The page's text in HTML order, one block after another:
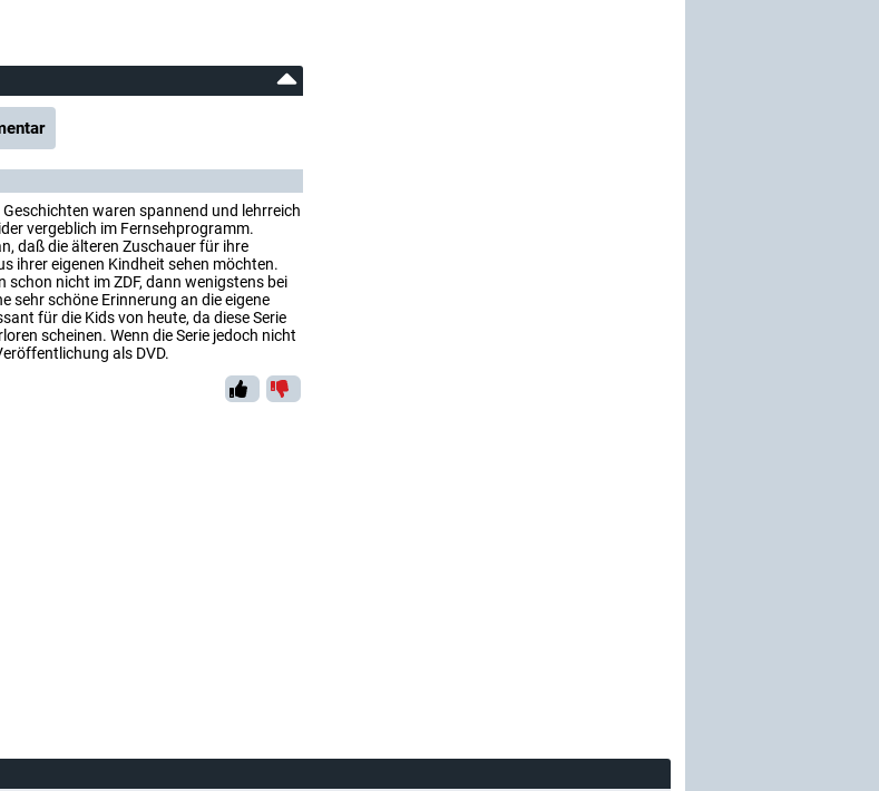
waren spannend und lehrreich
vergeblich im Fernsehprogramm.
daß die älteren Zuschauer für ihre
ihrer eigenen Kindheit sehen möchten.
nicht im ZDF, dann wenigstens bei
sehr schöne Erinnerung an die eigene
für die Kids von heute, da diese Serie
scheinen. Wenn die Serie jedoch nicht
als DVD.